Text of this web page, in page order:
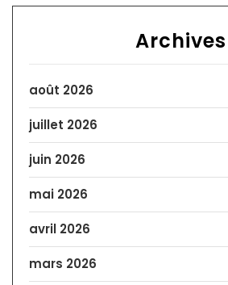
Archives
août 2026
juillet 2026
juin 2026
mai 2026
avril 2026
mars 2026